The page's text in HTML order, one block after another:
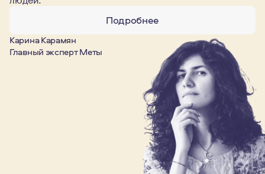
Подробнее
Карина Карамян
Главный эксперт Меты